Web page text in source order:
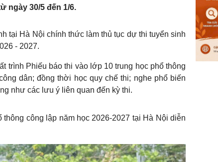
ngày 30/5 đến 1/6.
tại Hà Nội chính thức làm thủ tục dự thi tuyển sinh
- 2027.
trình Phiếu báo thi vào lớp 10 trung học phổ thông
dân; đồng thời học quy chế thi; nghe phổ biến
như các lưu ý liên quan đến kỳ thi.
công lập năm học 2026-2027 tại Hà Nội diễn